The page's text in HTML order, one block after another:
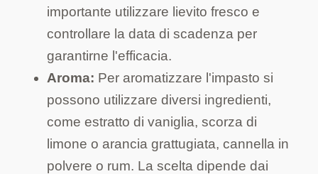
importante utilizzare lievito fresco e
controllare la data di scadenza per
garantirne l'efficacia.
Aroma: Per aromatizzare l'impasto si
possono utilizzare diversi ingredienti,
come estratto di vaniglia, scorza di
limone o arancia grattugiata, cannella in
polvere o rum. La scelta dipende dai